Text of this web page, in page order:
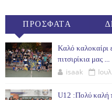
ΠΡΟΣΦΑΤΑ
Καλό καλοκαίρι
πιτσιρίκια μας ...
isaak
U12 :Πολύ καλή